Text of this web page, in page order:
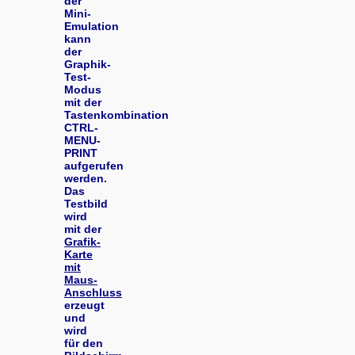
Mini-
Emulation
kann
der
Graphik-
Test-
Modus
mit der
Tastenkombination
CTRL-
MENU-
PRINT
aufgerufen
werden.
Das
Testbild
wird
mit der
Grafik-
Karte
mit
Maus-
Anschluss
erzeugt
und
wird
für den